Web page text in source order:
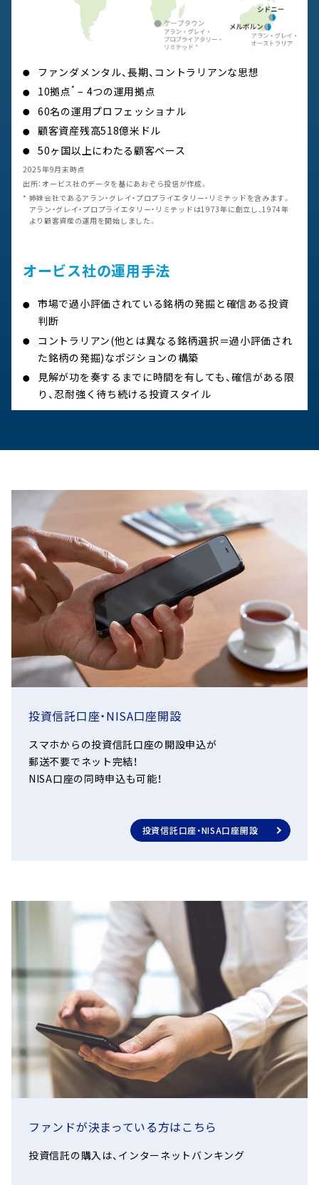
ファンダメンタル、長期、コントラリアンな思想
10拠点* – 4つの運用拠点
60名の運用プロフェッショナル
顧客資産残高518億米ドル
50ヶ国以上にわたる顧客ベース
2025年9月末時点
出所：オービス社のデータを基にあおぞら投信が作成。
姉妹会社であるアラン・グレイ・プロプライエタリー・リミテッドを含みます。
アラン・グレイ・プロプライエタリー・リミテッドは1973年に創立し、1974年
より顧客資産の運用を開始しました。
オービス社の運用手法
市場で過小評価されている銘柄の発掘と確信ある投資
判断
コントラリアン(他とは異なる銘柄選択＝過小評価され
た銘柄の発掘)なポジションの構築
見解が功を奏するまでに時間を有しても、確信がある限
り、忍耐強く待ち続ける投資スタイル
投資信託口座・NISA口座開設
スマホからの投資信託口座の開設申込が
郵送不要でネット完結！
NISA口座の同時申込も可能！
投資信託口座・NISA口座開設
ファンドが決まっている方はこちら
投資信託の購入は、インターネットバンキング